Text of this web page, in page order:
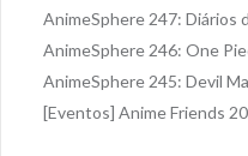
AnimeSphere 247: Diários
AnimeSphere 246: One
AnimeSphere 245: Devil
[Eventos] Anime Friends